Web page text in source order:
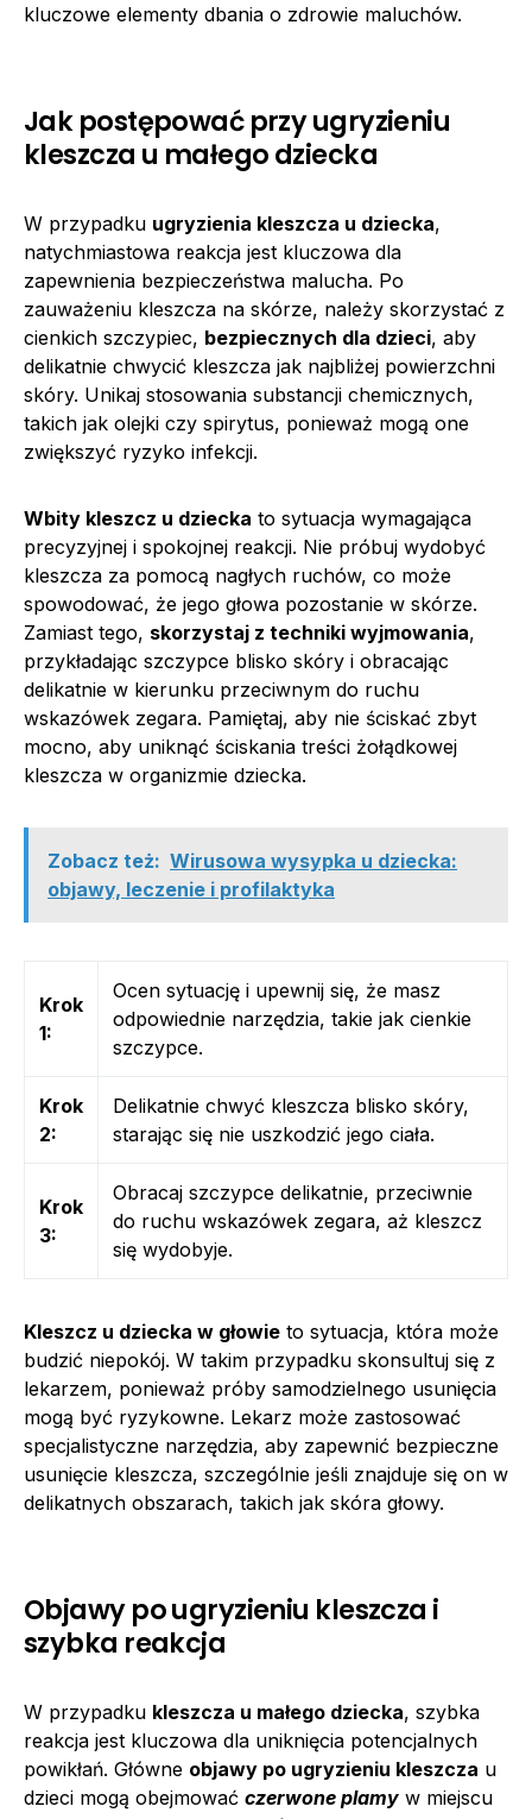
kluczowe elementy dbania o zdrowie maluchów.
Jak postępować przy ugryzieniu
kleszcza u małego dziecka
W przypadku ugryzienia kleszcza u dziecka,
natychmiastowa reakcja jest kluczowa dla
zapewnienia bezpieczeństwa malucha. Po
zauważeniu kleszcza na skórze, należy skorzystać z
cienkich szczypiec, bezpiecznych dla dzieci, aby
delikatnie chwycić kleszcza jak najbliżej powierzchni
skóry. Unikaj stosowania substancji chemicznych,
takich jak olejki czy spirytus, ponieważ mogą one
zwiększyć ryzyko infekcji.
Wbity kleszcz u dziecka to sytuacja wymagająca
precyzyjnej i spokojnej reakcji. Nie próbuj wydobyć
kleszcza za pomocą nagłych ruchów, co może
spowodować, że jego głowa pozostanie w skórze.
Zamiast tego, skorzystaj z techniki wyjmowania,
przykładając szczypce blisko skóry i obracając
delikatnie w kierunku przeciwnym do ruchu
wskazówek zegara. Pamiętaj, aby nie ściskać zbyt
mocno, aby uniknąć ściskania treści żołądkowej
kleszcza w organizmie dziecka.
Zobacz też: Wirusowa wysypka u dziecka:
objawy, leczenie i profilaktyka
Krok
1:
Ocen sytuację i upewnij się, że masz
odpowiednie narzędzia, takie jak cienkie
szczypce.
Krok
2:
Delikatnie chwyć kleszcza blisko skóry,
starając się nie uszkodzić jego ciała.
Krok
3:
Obracaj szczypce delikatnie, przeciwnie
do ruchu wskazówek zegara, aż kleszcz
się wydobyje.
Kleszcz u dziecka w głowie to sytuacja, która może
budzić niepokój. W takim przypadku skonsultuj się z
lekarzem, ponieważ próby samodzielnego usunięcia
mogą być ryzykowne. Lekarz może zastosować
specjalistyczne narzędzia, aby zapewnić bezpieczne
usunięcie kleszcza, szczególnie jeśli znajduje się on w
delikatnych obszarach, takich jak skóra głowy.
Objawy po ugryzieniu kleszcza i
szybka reakcja
W przypadku kleszcza u małego dziecka, szybka
reakcja jest kluczowa dla uniknięcia potencjalnych
powikłań. Główne objawy po ugryzieniu kleszcza u
dzieci mogą obejmować czerwone plamy w miejscu